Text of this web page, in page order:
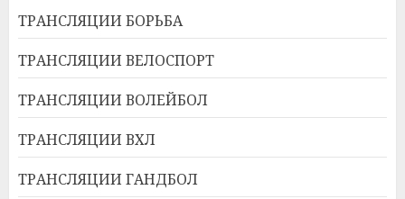
ТРАНСЛЯЦИИ БОРЬБА
ТРАНСЛЯЦИИ ВЕЛОСПОРТ
ТРАНСЛЯЦИИ ВОЛЕЙБОЛ
ТРАНСЛЯЦИИ ВХЛ
ТРАНСЛЯЦИИ ГАНДБОЛ